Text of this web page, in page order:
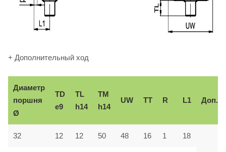
+ Дополнительный ход
Диаметр
поршня
Ø
TD
e9
TL
h14
TM
h14
UW TT R L1 Доп.
32 12 12 50 48 16 1 18